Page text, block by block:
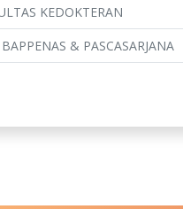
JEMBER
KEDOKTERAN
& PASCASARJANA